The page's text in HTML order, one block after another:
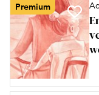
Premium